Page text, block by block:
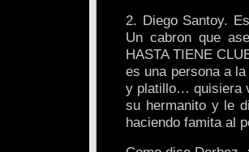
2. Diego Santoy.
Un cabron que
HASTA TIENE
es una persona a
y platillo… quisiera
su hermanito y le
haciendo famita al